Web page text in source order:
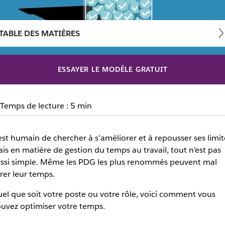
: comment gérer ? |
DES MATIÈRES
ESSAYER LE MODÈLE GRATUIT
Temps de lecture : 5 min
humain de chercher à s’améliorer et à repousser ses
en matière de gestion du temps au travail, tout n’est pas
simple. Même les PDG les plus renommés peuvent mal
leur temps.
que soit votre poste ou votre rôle, voici comment vous
optimiser votre temps.